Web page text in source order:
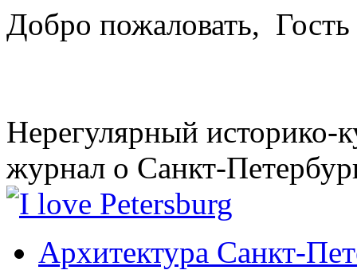
Добро пожаловать, Гость
Нерегулярный историко-
журнал о Санкт-
Архитектура Санкт-